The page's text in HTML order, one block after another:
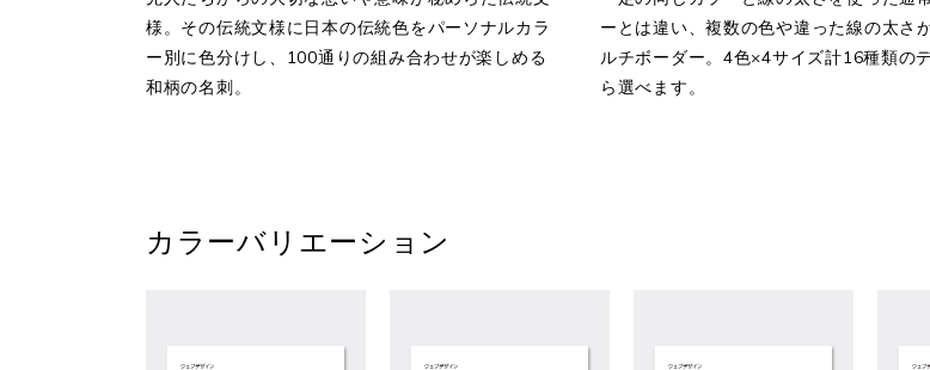
様。その伝統文様に日本の伝統色をパーソナルカラ
ー別に色分けし、100通りの組み合わせが楽しめる
和柄の名刺。
ーとは違い、複数の色や違った線の太さ
ルチボーダー。4色×4サイズ計16種類の
ら選べます。
カラーバリエーション